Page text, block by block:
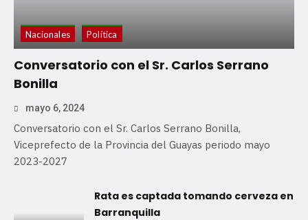
Nacionales Política
Conversatorio con el Sr. Carlos Serrano
Bonilla
mayo 6, 2024
Conversatorio con el Sr. Carlos Serrano Bonilla,
Viceprefecto de la Provincia del Guayas periodo mayo
2023-2027
Rata es captada tomando cerveza en
Barranquilla